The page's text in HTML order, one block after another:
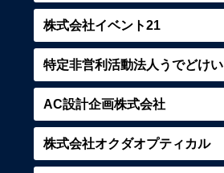
株式会社イベント21
特定非営利活動法人うでどけい
AC設計企画株式会社
株式会社オクダオプティカル